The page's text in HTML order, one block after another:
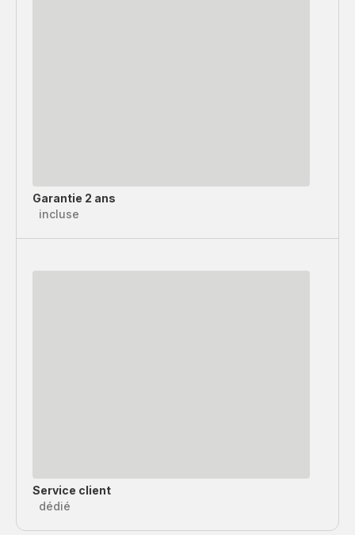
Garantie 2 ans
incluse
Service client
dédié